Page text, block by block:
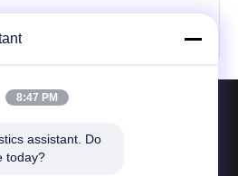
যোগাযোগ করুন
8:47 PM
assistant. Do
today?